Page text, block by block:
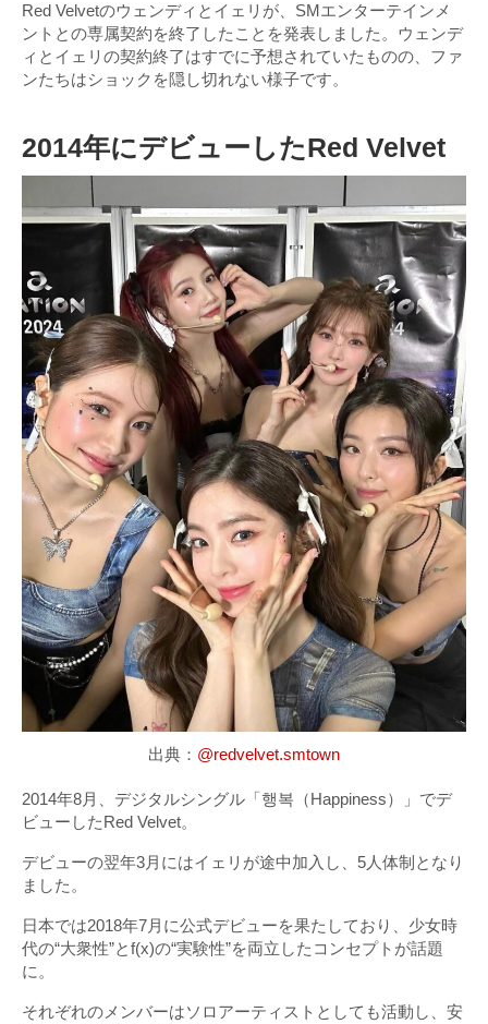
Red Velvetのウェンディとイェリが、SMエンターテインメ
ントとの専属契約を終了したことを発表しました。ウェンデ
ィとイェリの契約終了はすでに予想されていたものの、ファ
ンたちはショックを隠し切れない様子です。
2014年にデビューしたRed Velvet
出典： @redvelvet.smtown
2014年8月、デジタルシングル「행복（Happiness）」でデ
ビューしたRed Velvet。
デビューの翌年3月にはイェリが途中加入し、5人体制となり
ました。
日本では2018年7月に公式デビューを果たしており、少女時
代の“大衆性”とf(x)の“実験性”を両立したコンセプトが話題
に。
それぞれのメンバーはソロアーティストとしても活動し、安